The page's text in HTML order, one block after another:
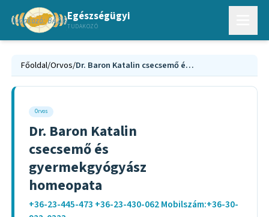
Egészségügyi
TUDAKOZÓ
Főoldal/Orvos/ Dr. Baron Katalin csecsemő és gyermekgyógyász homeopata
Orvos
Dr. Baron Katalin
csecsemő és
gyermekgyógyász
homeopata
+36-23-445-473 +36-23-430-062 Mobilszám:+36-30-